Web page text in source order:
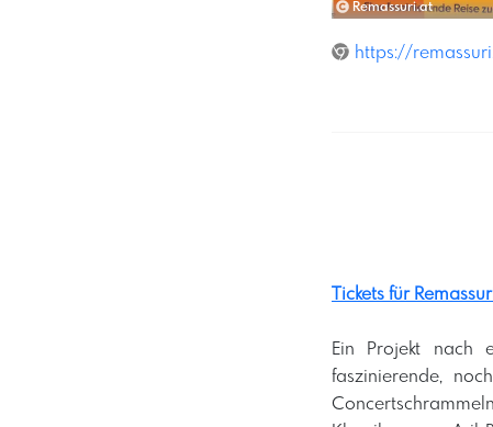
Remassuri.at
https://
Tickets für
Ein Projekt nach
faszinierende,